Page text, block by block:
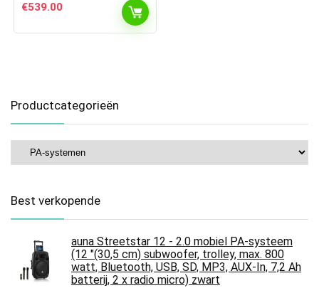
€539.00
Productcategorieën
Best verkopende
auna Streetstar 12 - 2.0 mobiel PA-systeem
(12 "(30,5 cm) subwoofer, trolley, max. 800
watt, Bluetooth, USB, SD, MP3, AUX-In, 7,2 Ah
batterij, 2 x radio micro) zwart